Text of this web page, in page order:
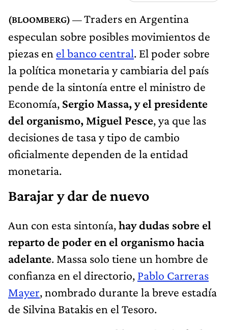
Traders en Argentina
especulan sobre posibles movimientos de
piezas en el banco central. El poder sobre
la política monetaria y cambiaria del país
pende de la sintonía entre el ministro de
Economía, Sergio Massa, y el presidente
del organismo, Miguel Pesce, ya que las
decisiones de tasa y tipo de cambio
oficialmente dependen de la entidad
monetaria.
Barajar y dar de nuevo
Aun con esta sintonía,hay dudas sobre el
reparto de poder en el organismo hacia
adelante. Massa solo tiene un hombre de
confianza en el directorio, Pablo Carreras
Mayer, nombrado durante la breve estadía
de Silvina Batakis en el Tesoro.